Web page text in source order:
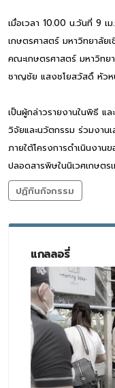
เมื่อเวลา 10.00 น.วันที่ 9
เกษตรศาสตร์ มหาวิทยาลั
คณะเกษตรศาสตร์ มหาวิทยา
ชาญชัย แสงชโยสวัสดิ์ หัวห
เป็นผู้กล่าวรายงานในพิธี
วิจัยและนวัตกรรม ร่วมงาน
ภายใต้โครงการดำเนินงา
ปลอดสารพิษในนิเวศเกษตร
ปฏิทินกิจกรรม
แกลลอรี่